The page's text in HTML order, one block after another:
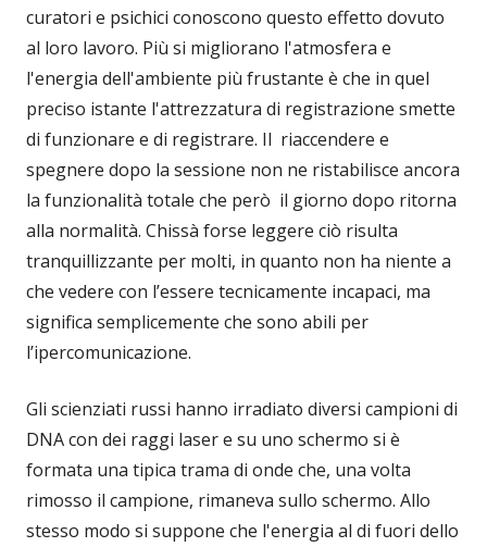
curatori e psichici conoscono questo effetto dovuto
al loro lavoro. Più si migliorano l'atmosfera e
l'energia dell'ambiente più frustante è che in quel
preciso istante l'attrezzatura di registrazione smette
di funzionare e di registrare. Il riaccendere e
spegnere dopo la sessione non ne ristabilisce ancora
la funzionalità totale che però il giorno dopo ritorna
alla normalità. Chissà forse leggere ciò risulta
tranquillizzante per molti, in quanto non ha niente a
che vedere con l’essere tecnicamente incapaci, ma
significa semplicemente che sono abili per
l’ipercomunicazione.
Gli scienziati russi hanno irradiato diversi campioni di
DNA con dei raggi laser e su uno schermo si è
formata una tipica trama di onde che, una volta
rimosso il campione, rimaneva sullo schermo. Allo
stesso modo si suppone che l'energia al di fuori dello